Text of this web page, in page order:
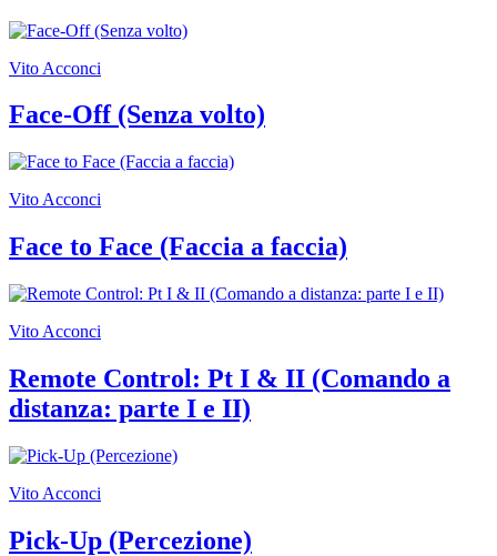
Chi
Area
Organizza
il
evento
Amministrazione
trasparente
Sostieni
museo
Vito Acconci
Face-Off (Senza volto)
Vito Acconci
Face to Face (Faccia a faccia)
Vito Acconci
Remote Control: Pt I & II (Comando a
distanza: parte I e II)
Vito Acconci
Pick-Up (Percezione)